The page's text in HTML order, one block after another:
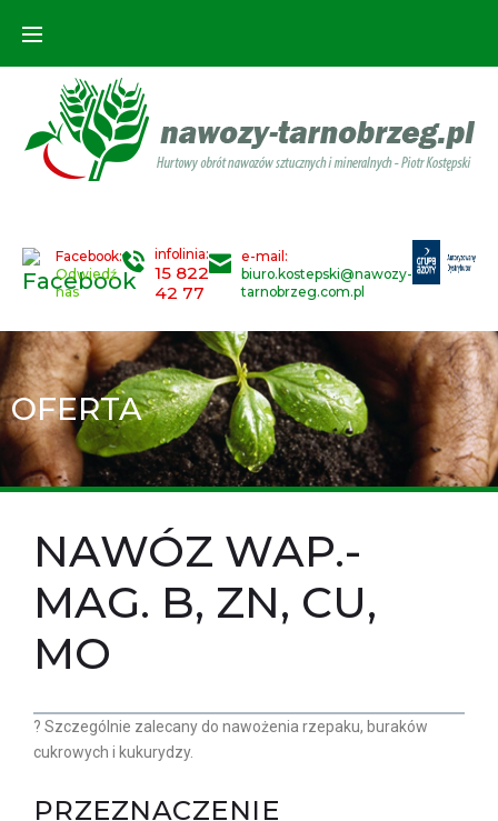
Facebook:
Odwiedź
nas
infolinia:
15 822
42 77
e-mail:
biuro.kostepski@nawozy-
tarnobrzeg.com.pl
OFERTA
NAWÓZ WAP.-
MAG. B, ZN, CU,
MO
? Szczególnie zalecany do nawożenia rzepaku, buraków
cukrowych i kukurydzy.
PRZEZNACZENIE